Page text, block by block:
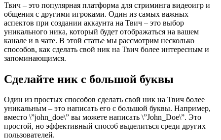
Твич – это популярная платформа для стриминга видеоигр и
общения с другими игроками. Один из самых важных
аспектов при создании аккаунта на Твич – это выбор
уникального ника, который будет отображаться на вашем
канале и в чате. В этой статье мы рассмотрим несколько
способов, как сделать свой ник на Твич более интересным и
запоминающимся.
Сделайте ник с большой буквы
Один из простых способов сделать свой ник на Твич более
уникальным – это написать его с большой буквы. Например,
вместо \”john_doe\” вы можете написать \”John_Doe\”. Это
простой, но эффективный способ выделиться среди других
пользователей.